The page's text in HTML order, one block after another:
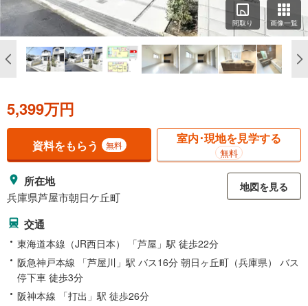
間取り 画像一覧
5,399万円
資料をもらう 無料 室内･現地を見学する
無料
所在地
兵庫県芦屋市朝日ケ丘町
地図を見る
交通
東海道本線（JR西日本） 「芦屋」駅 徒歩22分
阪急神戸本線 「芦屋川」駅 バス16分 朝日ヶ丘町（兵庫県） バス
停下車 徒歩3分
阪神本線 「打出」駅 徒歩26分